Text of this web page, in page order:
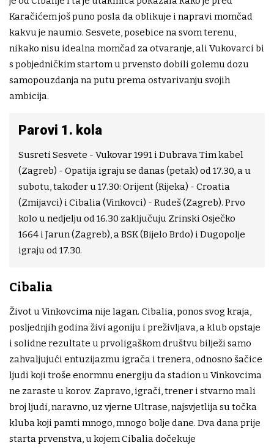
Karačićem još puno posla da oblikuje i napravi momčad
kakvu je naumio. Sesvete, posebice na svom terenu,
nikako nisu idealna momčad za otvaranje, ali Vukovarci bi
s pobjedničkim startom u prvensto dobili golemu dozu
samopouzdanja na putu prema ostvarivanju svojih
ambicija.
Parovi 1. kola
Susreti Sesvete - Vukovar 1991 i Dubrava Tim kabel
(Zagreb) - Opatija igraju se danas (petak) od 17.30, a u
subotu, također u 17.30: Orijent (Rijeka) - Croatia
(Zmijavci) i Cibalia (Vinkovci) - Rudeš (Zagreb). Prvo
kolo u nedjelju od 16.30 zaključuju Zrinski Osječko
1664 i Jarun (Zagreb), a BSK (Bijelo Brdo) i Dugopolje
igraju od 17.30.
Cibalia
Život u Vinkovcima nije lagan. Cibalia, ponos svog kraja,
posljednjih godina živi agoniju i preživljava, a klub opstaje
i solidne rezultate u prvoligaškom društvu bilježi samo
zahvaljujući entuzijazmu igrača i trenera, odnosno šačice
ljudi koji troše enormnu energiju da stadion u Vinkovcima
ne zaraste u korov. Zapravo, igrači, trener i stvarno mali
broj ljudi, naravno, uz vjerne Ultrase, najsvjetlija su točka
kluba koji pamti mnogo, mnogo bolje dane. Dva dana prije
starta prvenstva, u kojem Cibalia dočekuje